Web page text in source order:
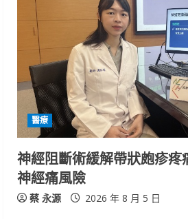
e
a
i
n
g
醫療
神經阻斷術緩解帶狀皰疹
神經痛風險
蔡 永源 2026 年 8 月 5 日